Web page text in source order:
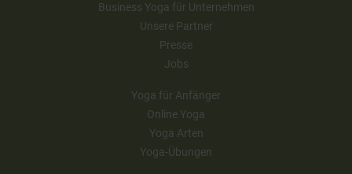
Business Yoga für Unternehmen
Unsere Partner
Presse
Jobs
Yoga für Anfänger
Online Yoga
Yoga Arten
Yoga-Übungen